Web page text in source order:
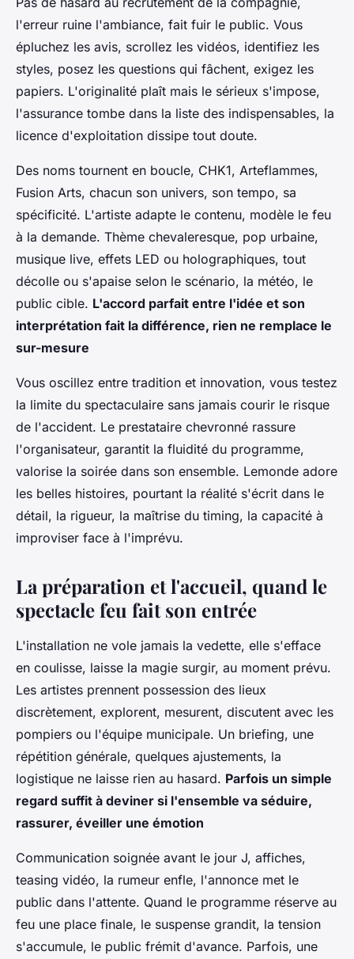
l'erreur ruine l'ambiance, fait fuir le public. Vous
épluchez les avis, scrollez les vidéos, identifiez les
styles, posez les questions qui fâchent, exigez les
papiers. L'originalité plaît mais le sérieux s'impose,
l'assurance tombe dans la liste des indispensables, la
licence d'exploitation dissipe tout doute.
Des noms tournent en boucle, CHK1, Arteflammes,
Fusion Arts, chacun son univers, son tempo, sa
spécificité. L'artiste adapte le contenu, modèle le feu
à la demande. Thème chevaleresque, pop urbaine,
musique live, effets LED ou holographiques, tout
décolle ou s'apaise selon le scénario, la météo, le
public cible. L'accord parfait entre l'idée et son
interprétation fait la différence, rien ne remplace le
sur-mesure
Vous oscillez entre tradition et innovation, vous testez
la limite du spectaculaire sans jamais courir le risque
de l'accident. Le prestataire chevronné rassure
l'organisateur, garantit la fluidité du programme,
valorise la soirée dans son ensemble. Lemonde adore
les belles histoires, pourtant la réalité s'écrit dans le
détail, la rigueur, la maîtrise du timing, la capacité à
improviser face à l'imprévu.
La préparation et l'accueil, quand le
spectacle feu fait son entrée
L'installation ne vole jamais la vedette, elle s'efface
en coulisse, laisse la magie surgir, au moment prévu.
Les artistes prennent possession des lieux
discrètement, explorent, mesurent, discutent avec les
pompiers ou l'équipe municipale. Un briefing, une
répétition générale, quelques ajustements, la
logistique ne laisse rien au hasard. Parfois un simple
regard suffit à deviner si l'ensemble va séduire,
rassurer, éveiller une émotion
Communication soignée avant le jour J, affiches,
teasing vidéo, la rumeur enfle, l'annonce met le
public dans l'attente. Quand le programme réserve au
feu une place finale, le suspense grandit, la tension
s'accumule, le public frémit d'avance. Parfois, une